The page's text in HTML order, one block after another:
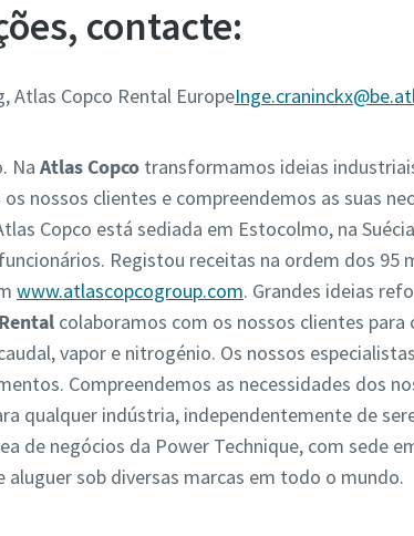
contacte:
Atlas Copco Rental Europe
Na Atlas Copco transformamos ideias
nossos clientes e compreendemos as suas
Copco está sediada em Estocolmo, na
Registou receitas na ordem dos 95
www.atlascopcogroup.com. Grandes ideias
colaboramos com os nossos clientes
vapor e nitrogénio. Os nossos
Compreendemos as necessidades dos
qualquer indústria, independentemente de
de negócios da Power Technique, com sede
sob diversas marcas em todo o mundo.